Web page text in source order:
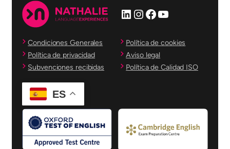
LinkedIn
Instagram
Facebook
YouTube
Condiciones Generales
Política de cookies
Política de privacidad
Aviso legal
Subvenciones recibidas
Política de Calidad ISO
ES